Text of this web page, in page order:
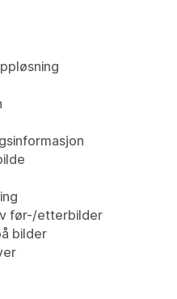
før-/etterbilder
bilder